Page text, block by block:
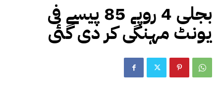
بجلی 4 روپے 85 پیسے فی
یونٹ مہنگی کر دی گئی